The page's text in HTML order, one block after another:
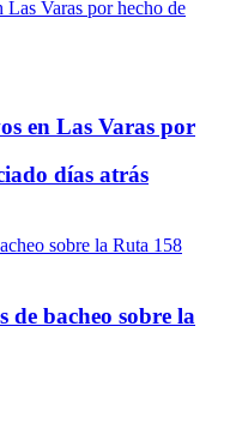
en Las Varas por
días atrás
de bacheo sobre la